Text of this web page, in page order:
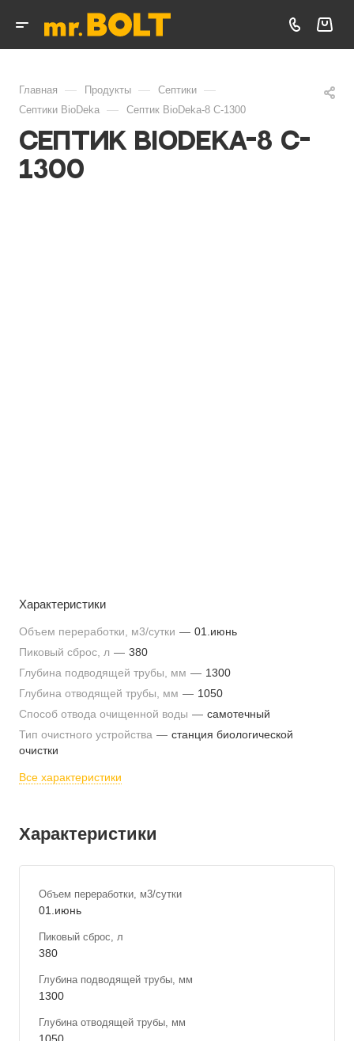
Главная — Продукты — Септики —
Септики BioDeka — Септик BioDeka-8 C-1300
Септик BioDeka-8 C-
1300
Характеристики
Объем переработки, м3/сутки — 01.июнь
Пиковый сброс, л — 380
Глубина подводящей трубы, мм — 1300
Глубина отводящей трубы, мм — 1050
Способ отвода очищенной воды — самотечный
Тип очистного устройства — станция биологической
очистки
Все характеристики
Характеристики
Объем переработки, м3/сутки
01.июнь
Пиковый сброс, л
380
Глубина подводящей трубы, мм
1300
Глубина отводящей трубы, мм